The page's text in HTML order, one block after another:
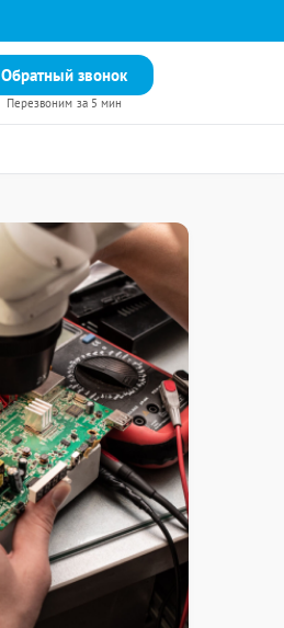
Обратный звонок
Перезвоним за 5 мин